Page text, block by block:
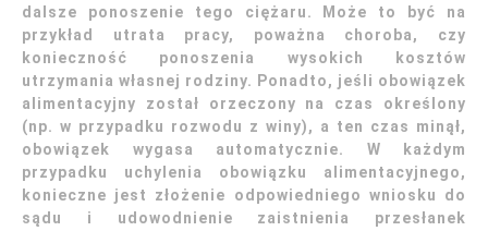
dalsze ponoszenie tego ciężaru. Może to być na
przykład utrata pracy, poważna choroba, czy
konieczność ponoszenia wysokich kosztów
utrzymania własnej rodziny. Ponadto, jeśli obowiązek
alimentacyjny został orzeczony na czas określony
(np. w przypadku rozwodu z winy), a ten czas minął,
obowiązek wygasa automatycznie. W każdym
przypadku uchylenia obowiązku alimentacyjnego,
konieczne jest złożenie odpowiedniego wniosku do
sądu i udowodnienie zaistnienia przesłanek